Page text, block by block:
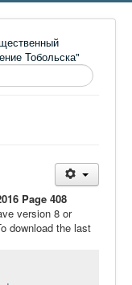
Page 408
version 8 or
download the last